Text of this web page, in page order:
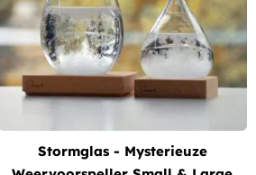
Stormglas - Mysterieuze